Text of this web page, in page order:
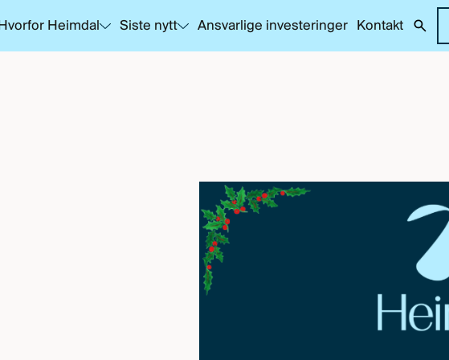
Hvorfor Heimdal Siste nytt Ansvarlige investeringer Kontakt